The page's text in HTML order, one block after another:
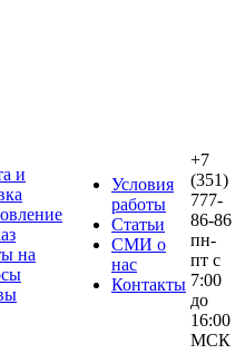
и
на
Условия
работы
Статьи
СМИ о
нас
Контакты
+7
(351)
777-
86-86
пн-
пт с
7:00
до
16:00
МСК